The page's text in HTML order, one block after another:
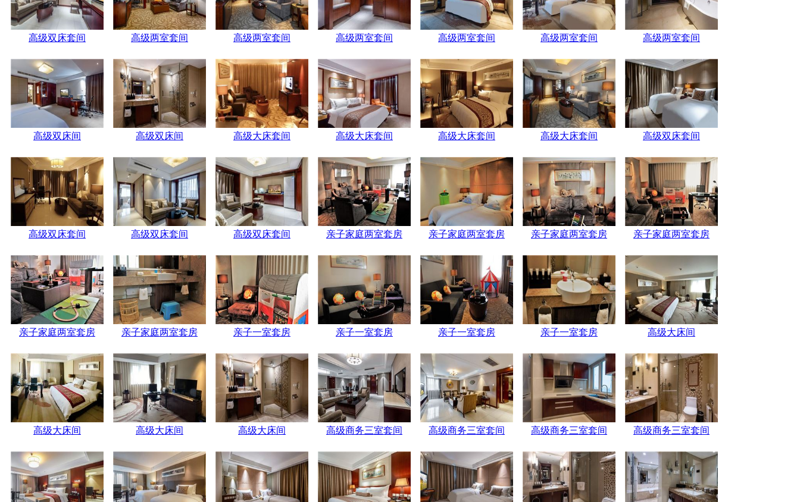
高级双床套间 高级两室套间 高级两室套间 高级两室套间 高级两室套间 高级两室套间 高级两室套间
高级双床间 高级双床间 高级大床套间 高级大床套间 高级大床套间 高级大床套间 高级双床套间
高级双床套间 高级双床套间 高级双床套间 亲子家庭两室套房 亲子家庭两室套房 亲子家庭两室套房 亲子家庭两室套房
亲子家庭两室套房 亲子家庭两室套房 亲子一室套房 亲子一室套房 亲子一室套房 亲子一室套房 高级大床间
高级大床间 高级大床间 高级大床间 高级商务三室套间 高级商务三室套间 高级商务三室套间 高级商务三室套间